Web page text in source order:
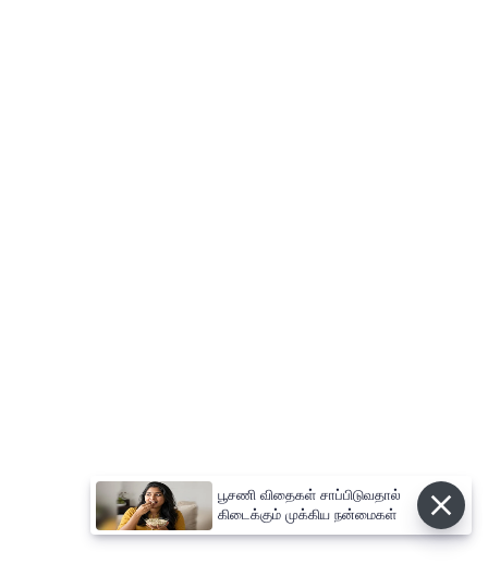
பூசணி விதைகள் சாப்பிடுவதால்
கிடைக்கும் முக்கிய நன்மைகள்